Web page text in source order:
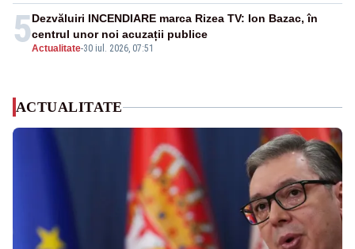
5Actualitate-30 iul. 2026, 07:51
Dezvăluiri INCENDIARE marca Rizea TV: Ion Bazac, în
centrul unor noi acuzații publice
ACTUALITATE